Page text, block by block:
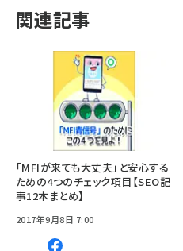
関連記事
「MFIが来ても大丈夫」と安心する
ための4つのチェック項目【SEO記
事12本まとめ】
2017年9月8日 7:00